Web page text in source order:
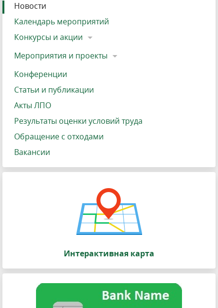
Новости
Календарь мероприятий
Конкурсы и акции
Мероприятия и проекты
Конференции
Статьи и публикации
Акты ЛПО
Результаты оценки условий труда
Обращение с отходами
Вакансии
Интерактивная карта